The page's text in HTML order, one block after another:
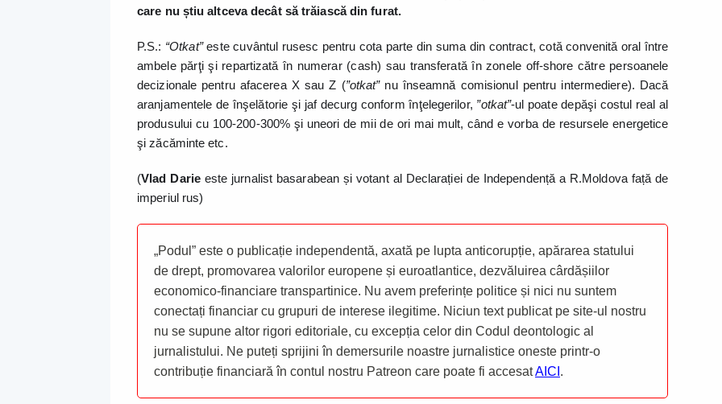
care nu știu altceva decât să trăiască din furat.
P.S.: “Otkat”este cuvântul rusesc pentru cota parte din suma din contract, cotă convenită oral între
ambele părţi şi repartizată în numerar (cash) sau transferată în zonele off-shore către persoanele
decizionale pentru afacerea X sau Z (”otkat”nu înseamnă comisionul pentru intermediere). Dacă
aranjamentele de înşelătorie şi jaf decurg conform înţelegerilor, ”otkat”-ul poate depăşi costul real al
produsului cu 100-200-300% şi uneori de mii de ori mai mult, când e vorba de resursele energetice
şi zăcăminte etc.
(Vlad Darieeste jurnalist basarabean și votant al Declarației de Independență a R.Moldova față de
imperiul rus)
„Podul” este o publicație independentă, axată pe lupta anticorupție, apărarea statului
de drept, promovarea valorilor europene și euroatlantice, dezvăluirea cârdășiilor
economico-financiare transpartinice. Nu avem preferințe politice și nici nu suntem
conectați financiar cu grupuri de interese ilegitime. Niciun text publicat pe site-ul nostru
nu se supune altor rigori editoriale, cu excepția celor din Codul deontologic al
jurnalistului. Ne puteți sprijini în demersurile noastre jurnalistice oneste printr-o
contribuție financiară în contul nostru Patreon care poate fi accesatAICI .